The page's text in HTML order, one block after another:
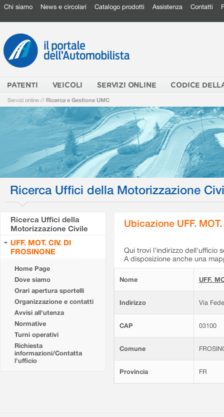
Chi siamo News e circolari Catalogo prodotti Assistenza Contatti
PATENTI VEICOLI SERVIZI ONLINE CODICE
Servizi online // Ricerca e Gestione UMC
Ricerca Uffici della Motorizzazione
Ricerca Uffici della
Motorizzazione Civile
UFF. MOT. CIV. DI
FROSINONE
Home Page
Dove siamo
Orari apertura sportelli
Organizzazione e contatti
Avvisi all'utenza
Normative
Turni operativi
Richiesta
informazioni/Contatta
l'ufficio
Ubicazione UFF.
Qui trovi l'indirizzo dell'ufficio
A disposizione anche una
Nome UFF.
Indirizzo Via
CAP 03100
Comune
Provincia FR